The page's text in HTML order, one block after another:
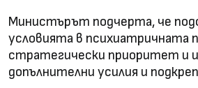
Министърът подчерта, че
условията в психиатричната
стратегически приоритет и
допълнителни усилия и